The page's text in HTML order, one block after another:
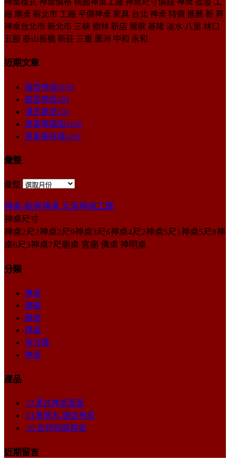
廠 廟桌 新北市 工廠 平價神桌 家具 台北 神桌 特價 推薦 新 昇
神桌台北市 新北市 三峽 樹林 新店 鶯歌 基隆 淡水 八里 林口
五股 泰山板橋 新莊 三重 蘆洲 中和 永和
近期文章
箱型神桌p103
箱型神桌201
漢式無地101
黑紫檀箱型a106
黑紫檀祥雲a101
彙整
彙整
神桌-新昇神桌,大溪神桌工廠
神桌尺寸
神桌2尺2神桌2尺9神桌3尺6神桌4尺2神桌5尺1神桌5尺8神
桌6尺3神桌7尺廟桌 宮廟 佛桌 神明桌
分類
佛桌
佛櫥
廟桌
拜桌
未分類
神桌
產品
27漢式神桌素面
01黑檀木-箱型神桌
10.吉祥啦咪神桌
近期留言